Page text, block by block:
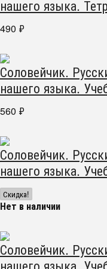
нашего языка.
490 ₽
Соловейчик.
нашего языка.
560 ₽
Соловейчик.
нашего языка.
Скидка!
Нет в наличии
Соловейчик.
нашего языка.